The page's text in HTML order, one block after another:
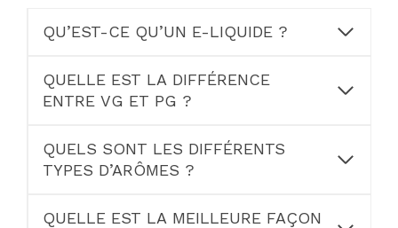
QU’EST-CE QU’UN E-LIQUIDE ?
QUELLE EST LA DIFFÉRENCE
ENTRE VG ET PG ?
QUELS SONT LES DIFFÉRENTS
TYPES D’ARÔMES ?
QUELLE EST LA MEILLEURE FAÇON